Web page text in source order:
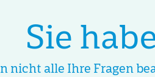
Sie
nicht alle Ihre Fragen